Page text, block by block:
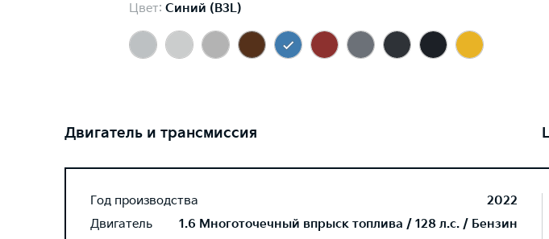
Цвет: Синий (B3L)
Двигатель и трансмиссия
Год производства
2022
Двигатель
1.6 Многоточечный впрыск топлива / 128 л.с. / Бензин